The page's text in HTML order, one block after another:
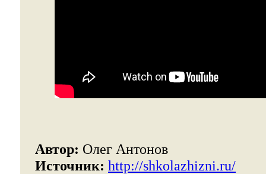
Автор: Олег Антонов
Источник: http://shkolazhizni.ru/